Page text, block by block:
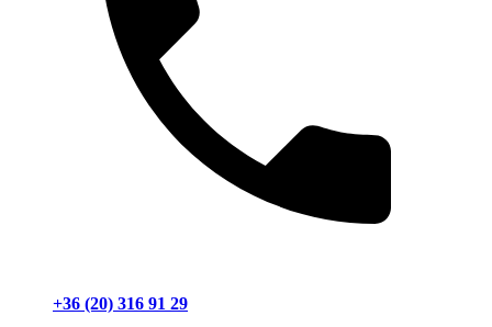
+36 (20) 316 91 29